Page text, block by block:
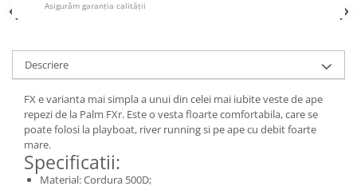
Asigurăm garanția calității
Descriere
FX e varianta mai simpla a unui din celei mai iubite veste de ape
repezi de la Palm FXr. Este o vesta floarte comfortabila, care se
poate folosi la playboat, river running si pe ape cu debit foarte
mare.
Specificatii:
Material: Cordura 500D;